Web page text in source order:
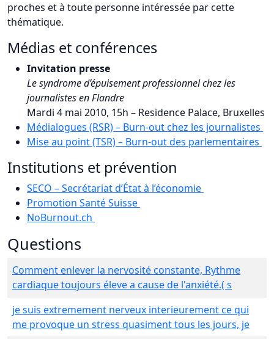
proches et à toute personne intéressée par cette
thématique.
Médias et conférences
Invitation presse
Le syndrome d’épuisement professionnel chez les
journalistes en Flandre
Mardi 4 mai 2010, 15h – Residence Palace, Bruxelles
Médialogues (RSR) – Burn-out chez les journalistes
Mise au point (TSR) – Burn-out des parlementaires
Institutions et prévention
SECO – Secrétariat d’État à l’économie
Promotion Santé Suisse
NoBurnout.ch
Questions
Comment enlever la nervosité constante, Rythme
cardiaque toujours éleve a cause de l'anxiété.( s
je suis extremement nerveux interieurement ce qui
me provoque un stress quasiment tous les jours, je